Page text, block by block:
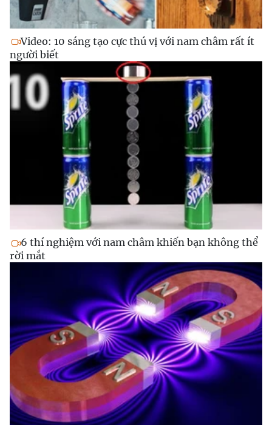
Video: 10 sáng tạo cực thú vị với nam châm rất ít
người biết
6 thí nghiệm với nam châm khiến bạn không thể
rời mắt